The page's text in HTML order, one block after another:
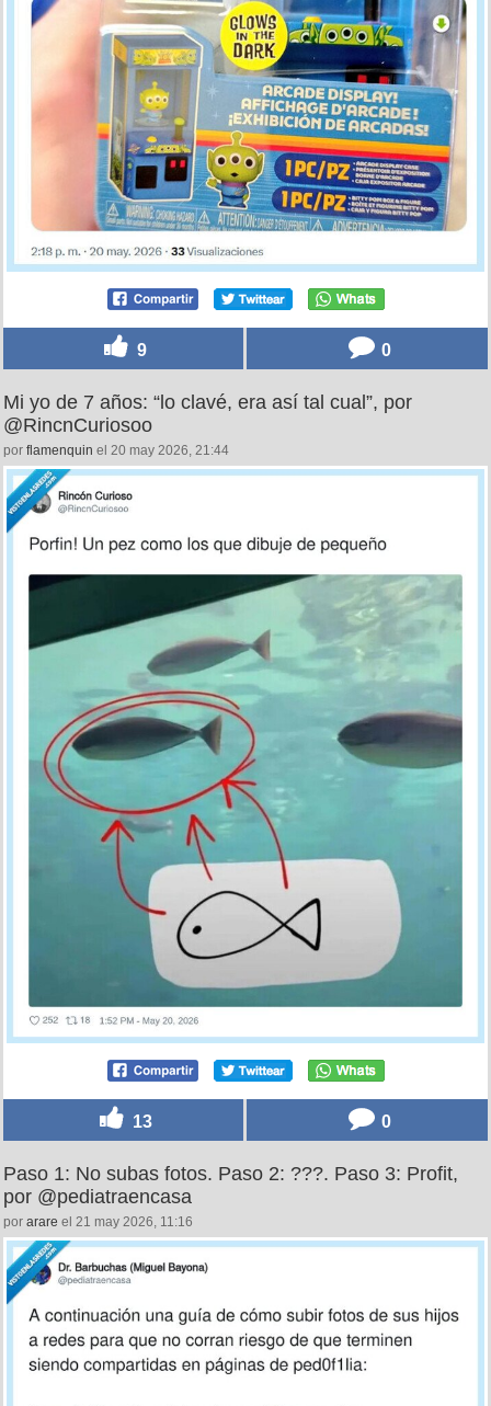
9 0
Mi yo de 7 años: “lo clavé, era así tal cual”, por
@RincnCuriosoo
por flamenquin el 20 may 2026, 21:44
13 0
Paso 1: No subas fotos. Paso 2: ???. Paso 3: Profit,
por @pediatraencasa
por arare el 21 may 2026, 11:16